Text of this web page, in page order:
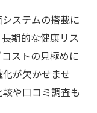
ステムの搭載に
期的な健康リス
ストの見極めに
が欠かせませ
や口コミ調査も